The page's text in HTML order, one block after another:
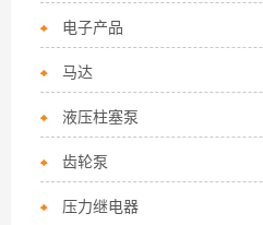
电子产品
马达
液压柱塞泵
齿轮泵
压力继电器